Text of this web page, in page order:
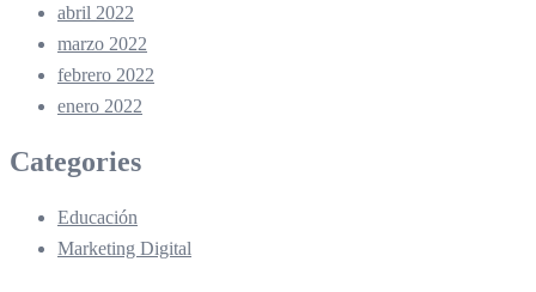
abril 2022
marzo 2022
febrero 2022
enero 2022
Categories
Educación
Marketing Digital